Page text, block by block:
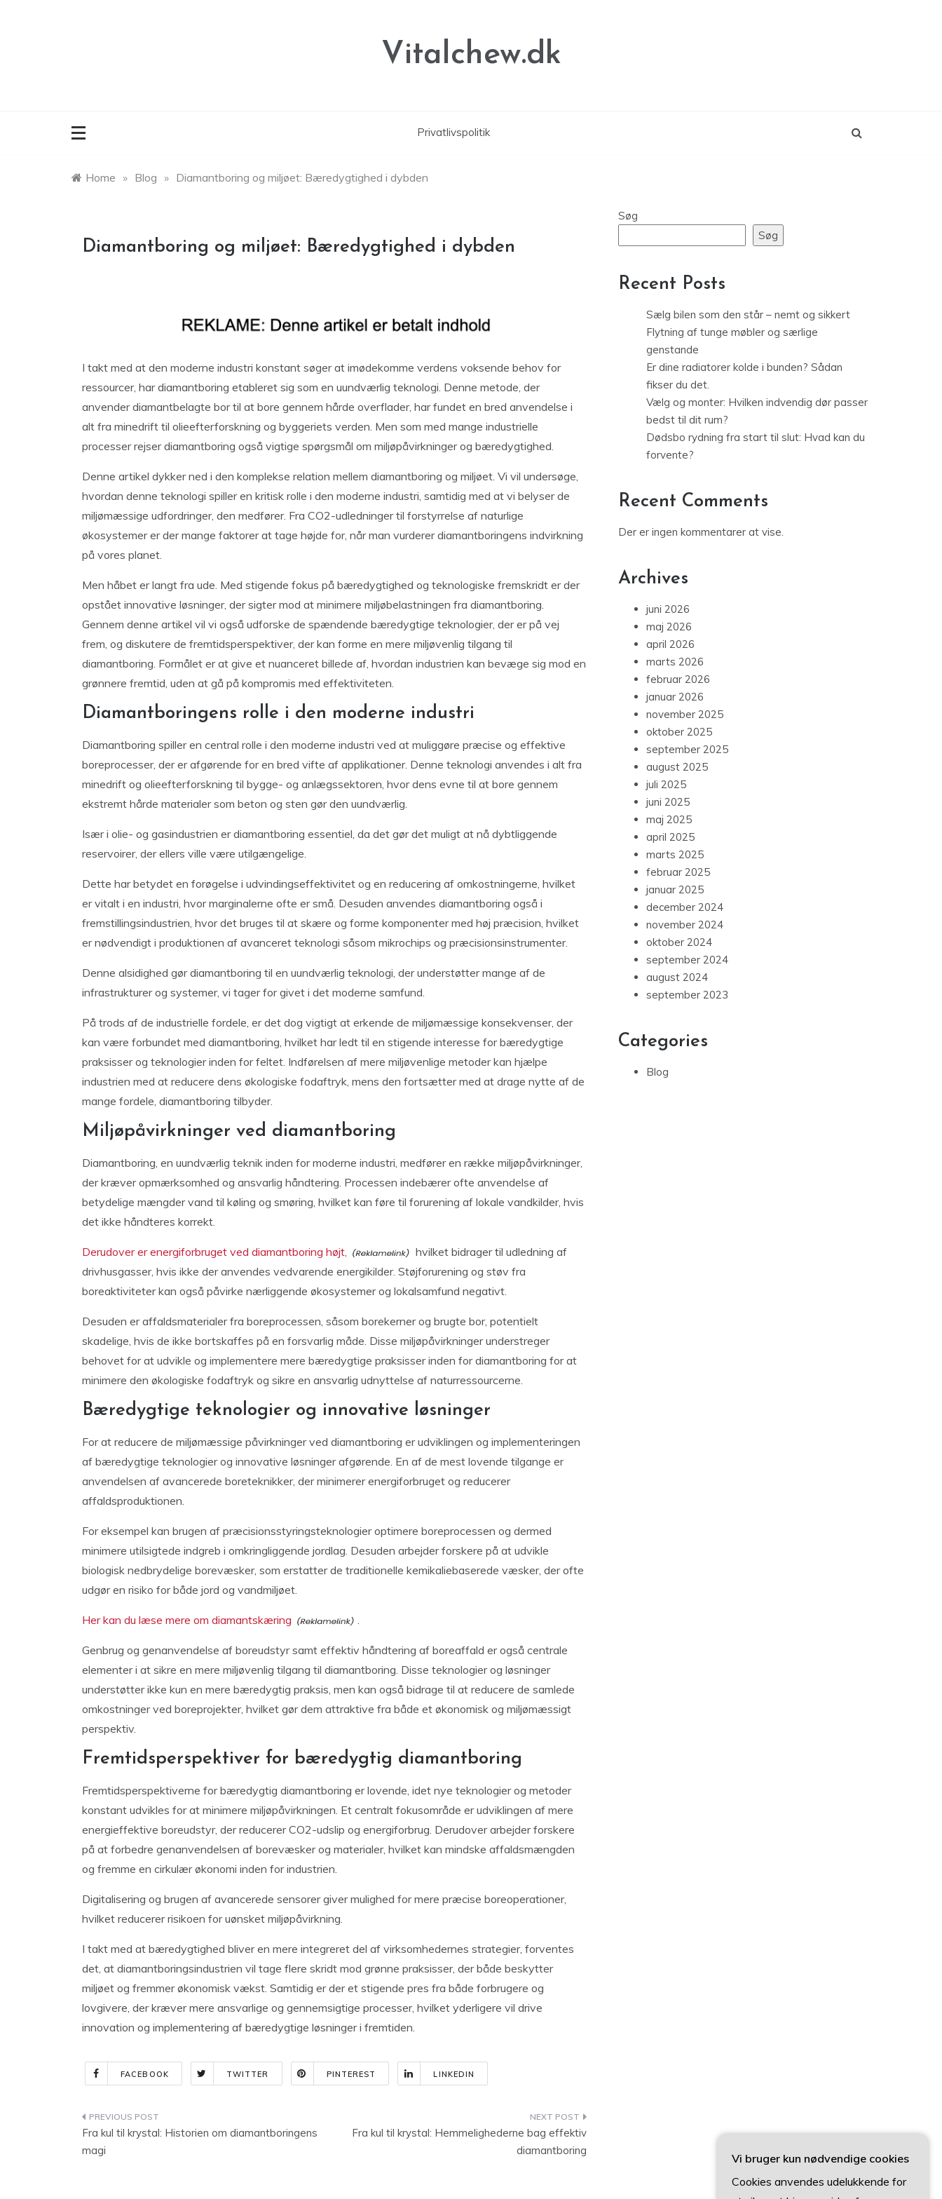
Vitalchew.dk
Privatlivspolitik
Home » Blog » Diamantboring og miljøet: Bæredygtighed i dybden
Diamantboring og miljøet: Bæredygtighed i dybden
I takt med at den moderne industri konstant søger at imødekomme verdens voksende behov for
ressourcer, har diamantboring etableret sig som en uundværlig teknologi. Denne metode, der
anvender diamantbelagte bor til at bore gennem hårde overflader, har fundet en bred anvendelse i
alt fra minedrift til olieefterforskning og byggeriets verden. Men som med mange industrielle
processer rejser diamantboring også vigtige spørgsmål om miljøpåvirkninger og bæredygtighed.
Denne artikel dykker ned i den komplekse relation mellem diamantboring og miljøet. Vi vil undersøge,
hvordan denne teknologi spiller en kritisk rolle i den moderne industri, samtidig med at vi belyser de
miljømæssige udfordringer, den medfører. Fra CO2-udledninger til forstyrrelse af naturlige
økosystemer er der mange faktorer at tage højde for, når man vurderer diamantboringens indvirkning
på vores planet.
Men håbet er langt fra ude. Med stigende fokus på bæredygtighed og teknologiske fremskridt er der
opstået innovative løsninger, der sigter mod at minimere miljøbelastningen fra diamantboring.
Gennem denne artikel vil vi også udforske de spændende bæredygtige teknologier, der er på vej
frem, og diskutere de fremtidsperspektiver, der kan forme en mere miljøvenlig tilgang til
diamantboring. Formålet er at give et nuanceret billede af, hvordan industrien kan bevæge sig mod en
grønnere fremtid, uden at gå på kompromis med effektiviteten.
Diamantboringens rolle i den moderne industri
Diamantboring spiller en central rolle i den moderne industri ved at muliggøre præcise og effektive
boreprocesser, der er afgørende for en bred vifte af applikationer. Denne teknologi anvendes i alt fra
minedrift og olieefterforskning til bygge- og anlægssektoren, hvor dens evne til at bore gennem
ekstremt hårde materialer som beton og sten gør den uundværlig.
Især i olie- og gasindustrien er diamantboring essentiel, da det gør det muligt at nå dybtliggende
reservoirer, der ellers ville være utilgængelige.
Dette har betydet en forøgelse i udvindingseffektivitet og en reducering af omkostningerne, hvilket
er vitalt i en industri, hvor marginalerne ofte er små. Desuden anvendes diamantboring også i
fremstillingsindustrien, hvor det bruges til at skære og forme komponenter med høj præcision, hvilket
er nødvendigt i produktionen af avanceret teknologi såsom mikrochips og præcisionsinstrumenter.
Denne alsidighed gør diamantboring til en uundværlig teknologi, der understøtter mange af de
infrastrukturer og systemer, vi tager for givet i det moderne samfund.
På trods af de industrielle fordele, er det dog vigtigt at erkende de miljømæssige konsekvenser, der
kan være forbundet med diamantboring, hvilket har ledt til en stigende interesse for bæredygtige
praksisser og teknologier inden for feltet. Indførelsen af mere miljøvenlige metoder kan hjælpe
industrien med at reducere dens økologiske fodaftryk, mens den fortsætter med at drage nytte af de
mange fordele, diamantboring tilbyder.
Miljøpåvirkninger ved diamantboring
Diamantboring, en uundværlig teknik inden for moderne industri, medfører en række miljøpåvirkninger,
der kræver opmærksomhed og ansvarlig håndtering. Processen indebærer ofte anvendelse af
betydelige mængder vand til køling og smøring, hvilket kan føre til forurening af lokale vandkilder, hvis
det ikke håndteres korrekt.
Derudover er energiforbruget ved diamantboring højt,
hvilket bidrager til udledning af
drivhusgasser, hvis ikke der anvendes vedvarende energikilder. Støjforurening og støv fra
boreaktiviteter kan også påvirke nærliggende økosystemer og lokalsamfund negativt.
Desuden er affaldsmaterialer fra boreprocessen, såsom borekerner og brugte bor, potentielt
skadelige, hvis de ikke bortskaffes på en forsvarlig måde. Disse miljøpåvirkninger understreger
behovet for at udvikle og implementere mere bæredygtige praksisser inden for diamantboring for at
minimere den økologiske fodaftryk og sikre en ansvarlig udnyttelse af naturressourcerne.
Bæredygtige teknologier og innovative løsninger
For at reducere de miljømæssige påvirkninger ved diamantboring er udviklingen og implementeringen
af bæredygtige teknologier og innovative løsninger afgørende. En af de mest lovende tilgange er
anvendelsen af avancerede boreteknikker, der minimerer energiforbruget og reducerer
affaldsproduktionen.
For eksempel kan brugen af præcisionsstyringsteknologier optimere boreprocessen og dermed
minimere utilsigtede indgreb i omkringliggende jordlag. Desuden arbejder forskere på at udvikle
biologisk nedbrydelige borevæsker, som erstatter de traditionelle kemikaliebaserede væsker, der ofte
udgør en risiko for både jord og vandmiljøet.
Her kan du læse mere om diamantskæring .
Genbrug og genanvendelse af boreudstyr samt effektiv håndtering af boreaffald er også centrale
elementer i at sikre en mere miljøvenlig tilgang til diamantboring. Disse teknologier og løsninger
understøtter ikke kun en mere bæredygtig praksis, men kan også bidrage til at reducere de samlede
omkostninger ved boreprojekter, hvilket gør dem attraktive fra både et økonomisk og miljømæssigt
perspektiv.
Fremtidsperspektiver for bæredygtig diamantboring
Fremtidsperspektiverne for bæredygtig diamantboring er lovende, idet nye teknologier og metoder
konstant udvikles for at minimere miljøpåvirkningen. Et centralt fokusområde er udviklingen af mere
energieffektive boreudstyr, der reducerer CO2-udslip og energiforbrug. Derudover arbejder forskere
på at forbedre genanvendelsen af borevæsker og materialer, hvilket kan mindske affaldsmængden
og fremme en cirkulær økonomi inden for industrien.
Digitalisering og brugen af avancerede sensorer giver mulighed for mere præcise boreoperationer,
hvilket reducerer risikoen for uønsket miljøpåvirkning.
I takt med at bæredygtighed bliver en mere integreret del af virksomhedernes strategier, forventes
det, at diamantboringsindustrien vil tage flere skridt mod grønne praksisser, der både beskytter
miljøet og fremmer økonomisk vækst. Samtidig er der et stigende pres fra både forbrugere og
lovgivere, der kræver mere ansvarlige og gennemsigtige processer, hvilket yderligere vil drive
innovation og implementering af bæredygtige løsninger i fremtiden.
FACEBOOK TWITTER PINTEREST LINKEDIN
Indlægsnavigation
Fra kul til krystal: Historien om diamantboringens
magi
Fra kul til krystal: Hemmelighederne bag effektiv
diamantboring
Søg
Søg
Recent Posts
Sælg bilen som den står – nemt og sikkert
Flytning af tunge møbler og særlige
genstande
Er dine radiatorer kolde i bunden? Sådan
fikser du det.
Vælg og monter: Hvilken indvendig dør passer
bedst til dit rum?
Dødsbo rydning fra start til slut: Hvad kan du
forvente?
Recent Comments
Der er ingen kommentarer at vise.
Archives
juni 2026
maj 2026
april 2026
marts 2026
februar 2026
januar 2026
november 2025
oktober 2025
september 2025
august 2025
juli 2025
juni 2025
maj 2025
april 2025
marts 2025
februar 2025
januar 2025
december 2024
november 2024
oktober 2024
september 2024
august 2024
september 2023
Categories
Blog
Vi bruger kun nødvendige cookies
Cookies anvendes udelukkende for